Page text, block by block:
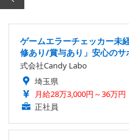
ゲームエラーチェッカー未
修あり/賞与あり」安心の
式会社Candy Labo
埼玉県
月給28万3,000円～36万円
正社員